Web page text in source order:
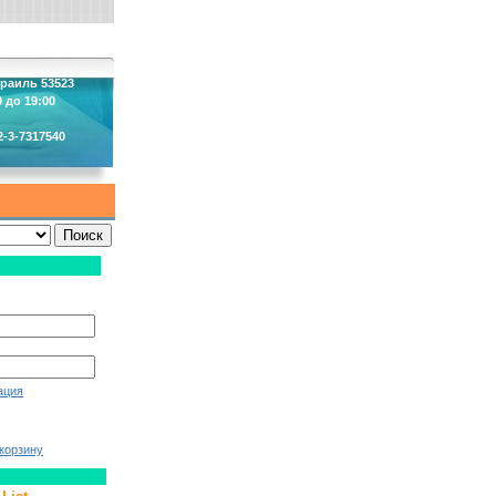
53523
до 19:00
3-7317540